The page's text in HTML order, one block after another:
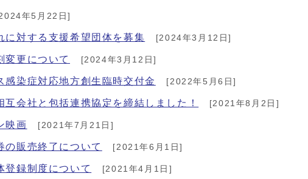
年5月22日]
に対する支援希望団体を募集 [2024年3月12日]
変更について [2024年3月12日]
感染症対応地方創生臨時交付金 [2022年5月6日]
互会社と包括連携協定を締結しました！ [2021年8月2日]
映画 [2021年7月21日]
の販売終了について [2021年6月1日]
登録制度について [2021年4月1日]